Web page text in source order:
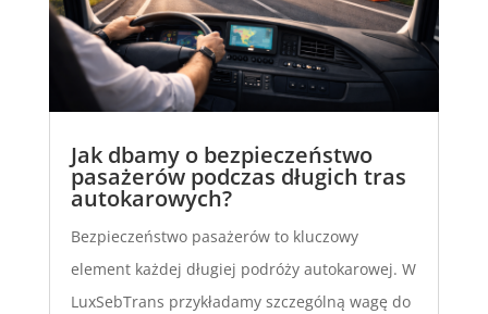
Jak dbamy o bezpieczeństwo
pasażerów podczas długich tras
autokarowych?
Bezpieczeństwo pasażerów to kluczowy
element każdej długiej podróży autokarowej. W
LuxSebTrans przykładamy szczególną wagę do